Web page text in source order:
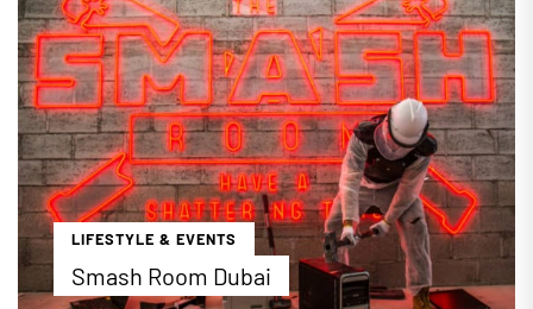
geöffnet.
...mehr erfahren
LIFESTYLE & EVENTS
Smash Room Dubai